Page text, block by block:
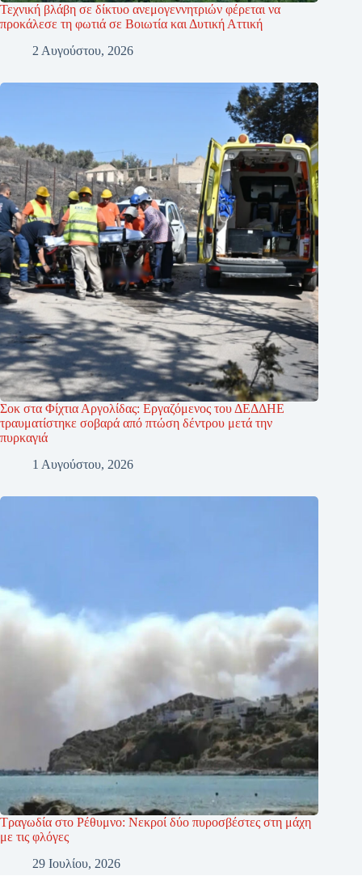
Τεχνική βλάβη σε δίκτυο ανεμογεννητριών φέρεται να
προκάλεσε τη φωτιά σε Βοιωτία και Δυτική Αττική
2 Αυγούστου, 2026
Σοκ στα Φίχτια Αργολίδας: Εργαζόμενος του ΔΕΔΔΗΕ
τραυματίστηκε σοβαρά από πτώση δέντρου μετά την
πυρκαγιά
1 Αυγούστου, 2026
Τραγωδία στο Ρέθυμνο: Νεκροί δύο πυροσβέστες στη μάχη
με τις φλόγες
29 Ιουλίου, 2026